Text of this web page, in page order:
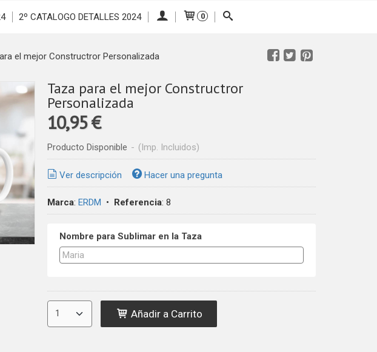
2º CATALOGO DETALLES 2024 0
el mejor Constructror Personalizada
Taza para el mejor Constructror
Personalizada
10,95 €
Producto Disponible - (Imp. Incluidos)
Ver descripción Hacer una pregunta
Marca: ERDM • Referencia: 8
Nombre para Sublimar en la Taza
Añadir a Carrito